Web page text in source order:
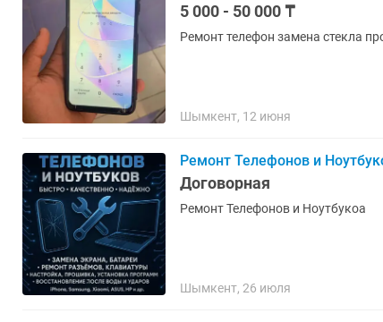
5 000 - 50 000 ₸
Шымкент, 12 июня
Ремонт Телефонов и
Договорная
Ремонт Телефонов и Ноутбукоа
Шымкент, 26 июля